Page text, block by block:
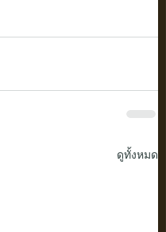
ดูทั้งหมด